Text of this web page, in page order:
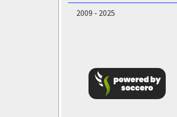
2009 - 2025